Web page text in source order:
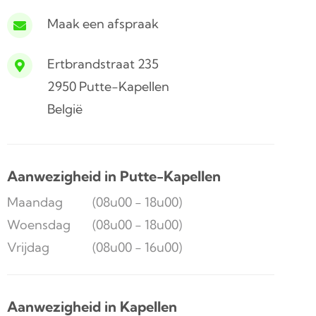
Maak een afspraak
Ertbrandstraat 235
2950 Putte-Kapellen
België
Aanwezigheid in Putte-Kapellen
Maandag
(08u00 - 18u00)
Woensdag
(08u00 - 18u00)
Vrijdag
(08u00 - 16u00)
Aanwezigheid in Kapellen